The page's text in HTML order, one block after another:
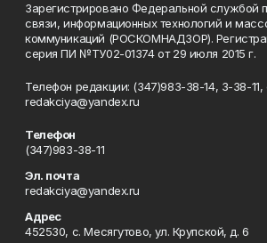
Зарегистрировано Федеральной службой
связи, информационных технологий и
коммуникаций (РОСКОМНАДЗОР).
серия ПИ №ТУ02-01374 от 29 июля 2015 г.
Телефон редакции: (347)983-38-14, 3-38-11,
redakciya@yandex.ru
Телефон
(347)983-38-11
Эл. почта
redakciya@yandex.ru
Адрес
452530, с. Месягутово, ул. Крупской, д. 6